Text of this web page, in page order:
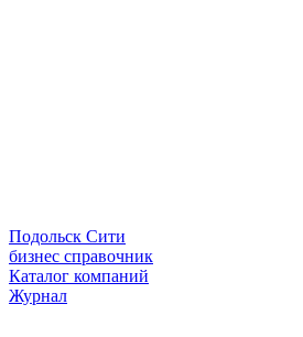
Подольск Сити
бизнес справочник
Каталог компаний
Журнал